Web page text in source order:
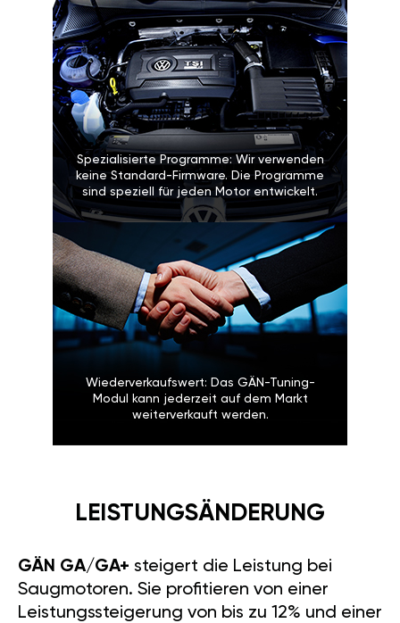
Spezialisierte Programme: Wir verwenden
keine Standard-Firmware. Die Programme
sind speziell für jeden Motor entwickelt.
Wiederverkaufswert: Das GÄN-Tuning-
Modul kann jederzeit auf dem Markt
weiterverkauft werden.
LEISTUNGSÄNDERUNG
GÄN GA/GA+ steigert die Leistung bei
Saugmotoren. Sie profitieren von einer
Leistungssteigerung von bis zu 12% und einer